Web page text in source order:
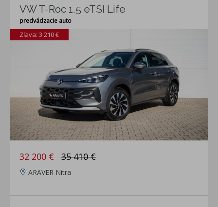
VW T-Roc 1.5 eTSI Life
predvádzacie auto
Zľava: 3 210 €
32 200 € 35 410 €
ARAVER Nitra